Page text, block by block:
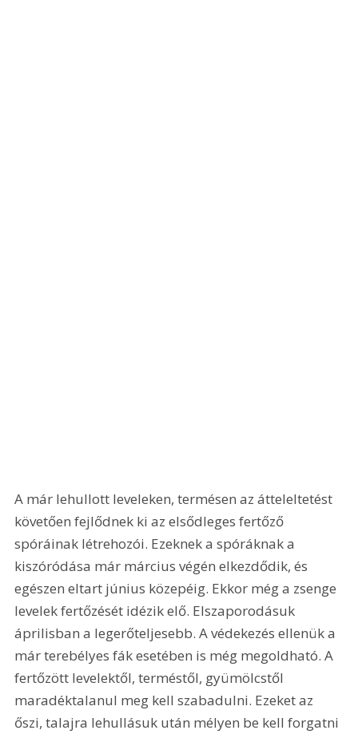
A már lehullott leveleken, termésen az átteleltetést
követően fejlődnek ki az elsődleges fertőző
spóráinak létrehozói. Ezeknek a spóráknak a
kiszóródása már március végén elkezdődik, és
egészen eltart június közepéig. Ekkor még a zsenge
levelek fertőzését idézik elő. Elszaporodásuk
áprilisban a legerőteljesebb. A védekezés ellenük a
már terebélyes fák esetében is még megoldható. A
fertőzött levelektől, terméstől, gyümölcstől
maradéktalanul meg kell szabadulni. Ezeket az
őszi, talajra lehullásuk után mélyen be kell forgatni